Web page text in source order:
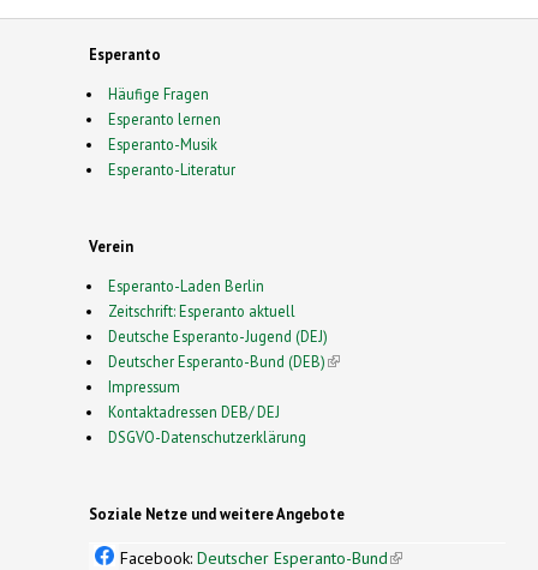
Esperanto
Häufige Fragen
Esperanto lernen
Esperanto-Musik
Esperanto-Literatur
Verein
Esperanto-Laden Berlin
Zeitschrift: Esperanto aktuell
Deutsche Esperanto-Jugend (DEJ)
Deutscher Esperanto-Bund (DEB)(link is external)
Impressum
Kontaktadressen DEB/ DEJ
DSGVO-Datenschutzerklärung
Soziale Netze und weitere Angebote
Facebook: Deutscher Esperanto-Bund(link is